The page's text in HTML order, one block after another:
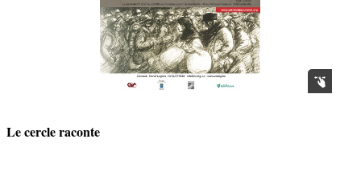
Le cercle raconte